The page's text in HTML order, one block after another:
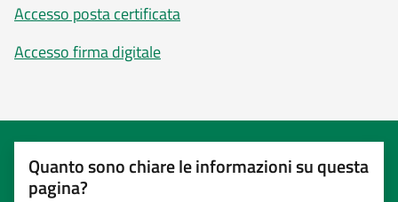
Accesso posta certificata
Accesso firma digitale
Quanto sono chiare le informazioni su questa
pagina?